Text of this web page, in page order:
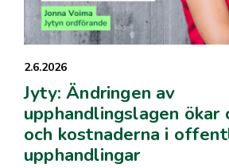
2.6.2026
Jyty: Ändringen av
upphandlingslagen ökar
och kostnaderna i
upphandlingar